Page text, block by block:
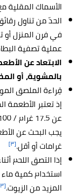
الأسماك المقلية
الحدّ من تناول
في فرن المنزل
عملية تصفية
الابتعاد عن
بالمشوية، أو
قِراءة الملصق
إذ تعتبر الأطعمة
غرامات أو أقل.[٣]
إذا التصق اللحم
استخدام كمية
المزيد من الزيوت.[٣]